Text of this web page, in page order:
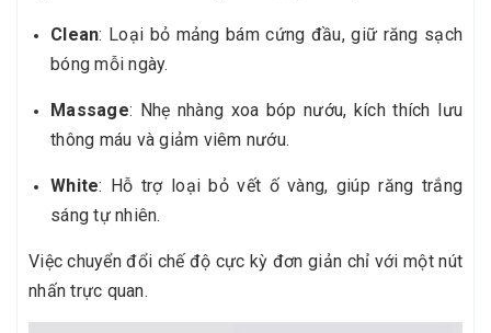
Clean: Loại bỏ mảng bám cứng đầu, giữ răng sạch
bóng mỗi ngày.
Massage: Nhẹ nhàng xoa bóp nướu, kích thích lưu
thông máu và giảm viêm nướu.
White: Hỗ trợ loại bỏ vết ố vàng, giúp răng trắng
sáng tự nhiên.
Việc chuyển đổi chế độ cực kỳ đơn giản chỉ với một nút
nhấn trực quan.